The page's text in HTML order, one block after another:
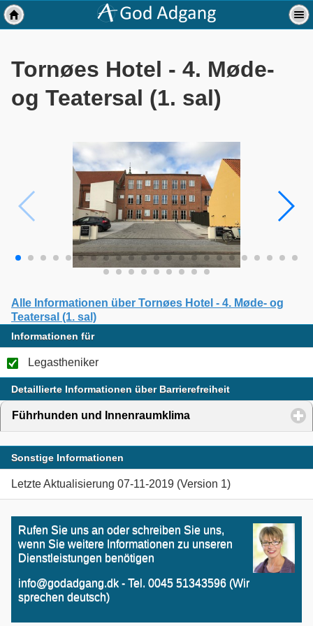
Tornøes Hotel - 4. Møde-
og Teatersal (1. sal)
Alle Informationen über Tornøes Hotel - 4. Møde- og
Teatersal (1. sal)
Informationen für
Legastheniker
Detaillierte Informationen über Barrierefreiheit
Führhunden und Innenraumklima click to expand
Sonstige Informationen
Letzte Aktualisierung 07-11-2019 (Version 1)
Rufen Sie uns an oder schreiben Sie uns,
wenn Sie weitere Informationen zu unseren
Dienstleistungen benötigen
info@godadgang.dk - Tel. 0045 51343596 (Wir
sprechen deutsch)